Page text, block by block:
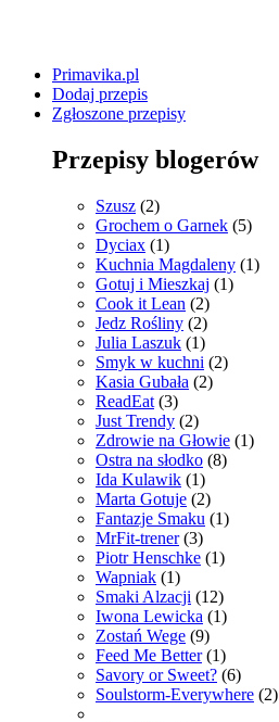
Primavika.pl
Dodaj przepis
Zgłoszone przepisy
Przepisy blogerów
Szusz (2)
Grochem o Garnek (5)
Dyciax (1)
Kuchnia Magdaleny (1)
Gotuj i Mieszkaj (1)
Cook it Lean (2)
Jedz Rośliny (2)
Julia Laszuk (1)
Smyk w kuchni (2)
Kasia Gubała (2)
ReadEat (3)
Just Trendy (2)
Zdrowie na Głowie (1)
Ostra na słodko (8)
Ida Kulawik (1)
Marta Gotuje (2)
Fantazje Smaku (1)
MrFit-trener(3)
Piotr Henschke (1)
Wapniak (1)
Smaki Alzacji (12)
Iwona Lewicka (1)
Zostań Wege (9)
Feed Me Better(1)
Savory or Sweet? (6)
Soulstorm-Everywhere (2)